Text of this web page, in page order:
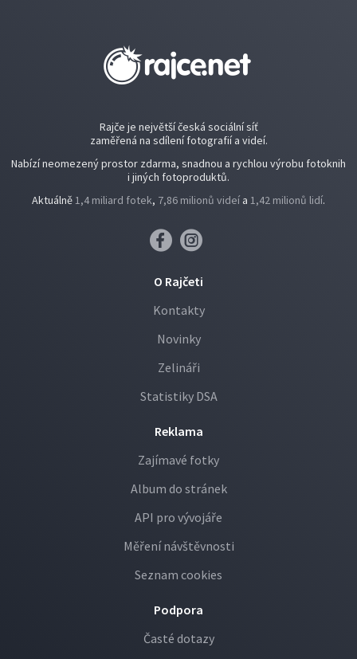
Rajče je největší česká sociální síť
zaměřená na sdílení fotografií a videí.
Nabízí neomezený prostor zdarma, snadnou a rychlou výrobu fotoknih
i jiných fotoproduktů.
Aktuálně1,4 miliard fotek, 7,86 milionů videí a 1,42 milionů lidí.
O Rajčeti
Kontakty
Novinky
Zelináři
Statistiky DSA
Reklama
Zajímavé fotky
Album do stránek
API pro vývojáře
Měření návštěvnosti
Seznam cookies
Podpora
Časté dotazy